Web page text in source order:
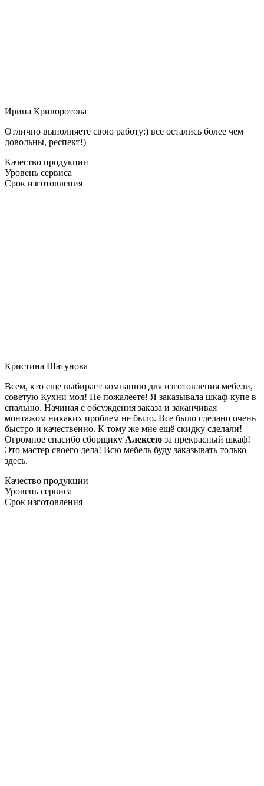
Ирина Криворотова
Отлично выполняете свою работу:) все остались более чем
довольны, респект!)
Качество продукции
Уровень сервиса
Срок изготовления
Кристина Шатунова
Всем, кто еще выбирает компанию для изготовления мебели,
советую Кухни мол! Не пожалеете! Я заказывала шкаф-купе в
спальню. Начиная с обсуждения заказа и заканчивая
монтажом никаких проблем не было. Все было сделано очень
быстро и качественно. К тому же мне ещё скидку сделали!
Огромное спасибо сборщику Алексею за прекрасный шкаф!
Это мастер своего дела! Всю мебель буду заказывать только
здесь.
Качество продукции
Уровень сервиса
Срок изготовления